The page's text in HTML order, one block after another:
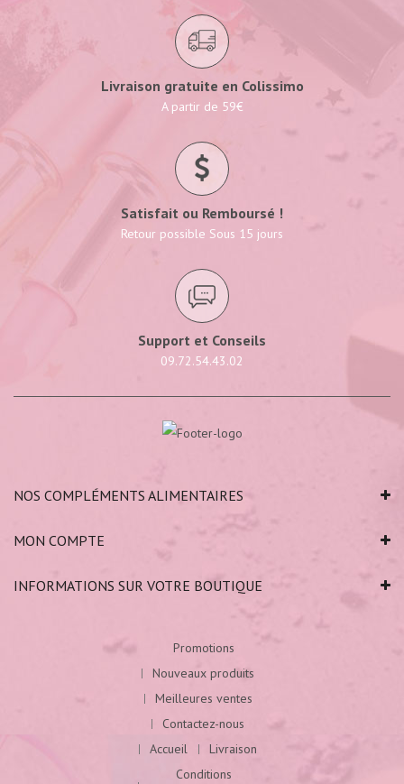
Livraison gratuite en Colissimo
A partir de 59€
Satisfait ou Remboursé !
Retour possible Sous 15 jours
Support et Conseils
09.72.54.43.02
NOS COMPLÉMENTS ALIMENTAIRES
MON COMPTE
INFORMATIONS SUR VOTRE BOUTIQUE
Promotions
Nouveaux produits
Meilleures ventes
Contactez-nous
Accueil
Livraison
Conditions